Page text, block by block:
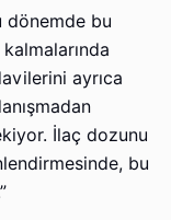
dönemde bu
ayrıca
İlaç dozunu
bu